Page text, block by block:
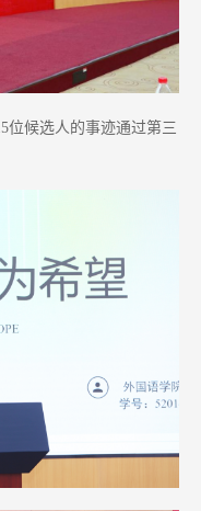
位候选人的事迹通过第三